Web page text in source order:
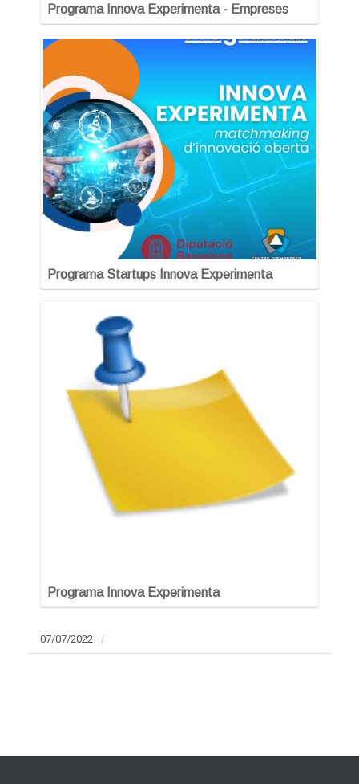
Programa Innova Experimenta - Empreses
Programa Startups Innova Experimenta
Programa Innova Experimenta
07/07/2022 /